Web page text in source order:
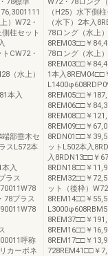
）W72・
柱セット
CW72・
（水上）
本入
部垂木セ
スL572本
入
ラス
78プラス
呼称
カーボネ
（H25）水下側
（水下）2本入
78ロング（水上
8REM03□□￥
78ロング（水上
8REM03□□￥
1本入
8REM05□□￥
8REM06□□￥
8REM08□□￥
8REM09□□￥
8RDN01□□￥
ットL502本入
入8RDN13□□￥
8RDN18□□￥
8REM32□□￥
ット（後枠）
8REM14□□￥
8REM37□□￥
8REM16□□￥
8REM17□□￥
728REM41□□￥